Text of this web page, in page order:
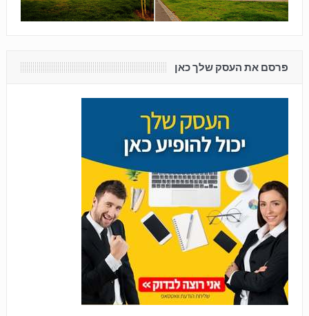
פרסם את העסק שלך כאן